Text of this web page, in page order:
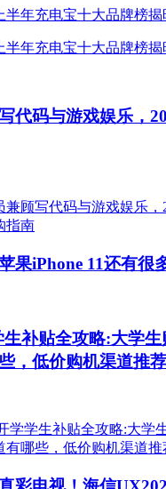
代码与游戏娱乐，
果iPhone 11还有很
生补贴全攻略:大学
，低价购机渠道推荐